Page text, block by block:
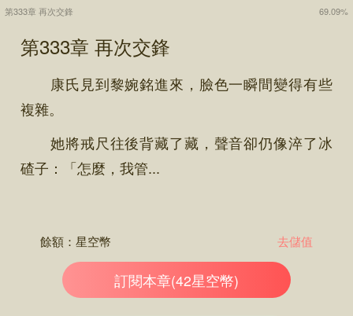
第333章 再次交鋒 69.09%
第333章 再次交鋒
康氏見到黎婉銘進來，臉色一瞬間變得有些
複雜。
她將戒尺往後背藏了藏，聲音卻仍像淬了冰
碴子：「怎麼，我管...
餘額： 星空幣 去儲值
訂閱本章(42星空幣)